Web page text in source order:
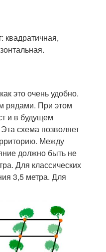
квадратичная,
это очень удобно.
При этом
и в будущем
схема позволяет
Между
должно быть не
Для классических
3,5 метра. Для